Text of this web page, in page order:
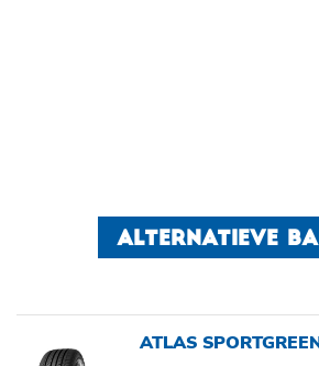
ALTERNATIEVE
ATLAS